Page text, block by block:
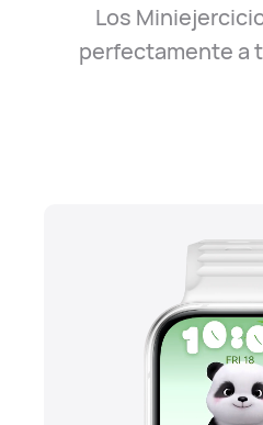
Los
perfectamente a